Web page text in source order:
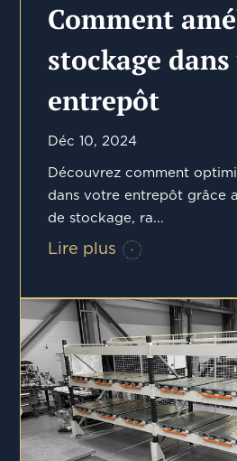
Comment
stockage
entrepôt
Déc 10, 2024
Découvrez comment
dans votre entrepôt grâce
de stockage, ra...
Lire plus